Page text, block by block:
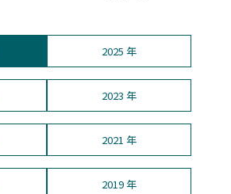
2025 年
2023 年
2021 年
2019 年